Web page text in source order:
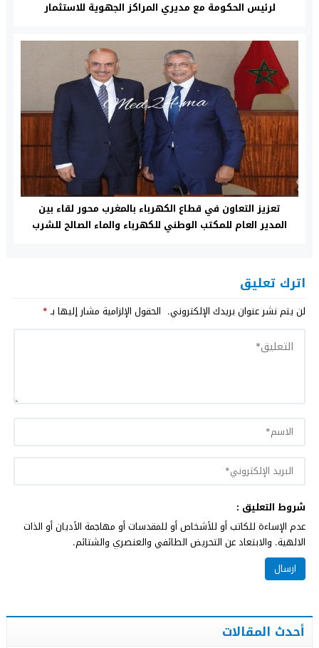
لرئيس الحكومة مع مديري المراكز الجهوية للاستثمار
تعزيز التعاون في قطاع الكهرباء بالمغرب محور لقاء بين
المدير العام للمكتب الوطني للكهرباء والماء الصالح للشرب
اترك تعليق
لن يتم نشر عنوان بريدك الإلكتروني. الحقول الإلزامية مشار إليها بـ*
شروط التعليق :
عدم الإساءة للكاتب أو للأشخاص أو للمقدسات أو مهاجمة الأديان أو الذات
الالهية. والابتعاد عن التحريض الطائفي والعنصري والشتائم.
أحدث المقالات